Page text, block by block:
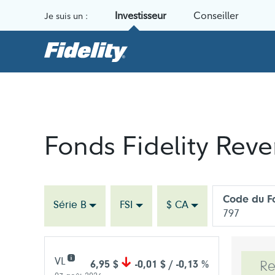
Je suis un : Investisseur Conseiller
Fonds Fidelity
Série B FSI $ CA
Code du
797
VL 6,95 $ -0,01 $ / -0,13 %